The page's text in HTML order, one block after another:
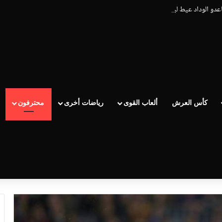
الوداد عيط ليهم قاضي التحقيق.. دابا حتى شي واحد ما بقا باغي يعاون”
كأس العرش ألعاب القوى رياضات أخرى محترفون